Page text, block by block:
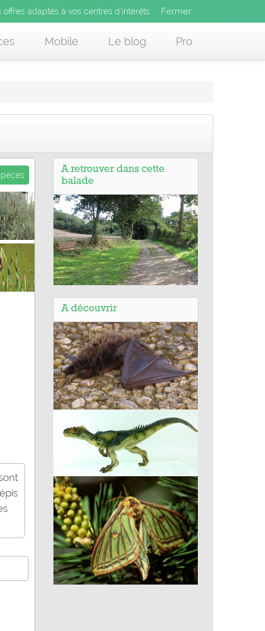
offres adaptés à vos centres d’intérêts. x
Mobile Le blog Pro
adaptés à vos centres d’intérêts. Fermer
offres adaptés à vos centres d’intérêts.
A retrouver dans cette
balade
Kervoal (29) - Rivière le Goyen
dans le Finistère
A découvrir
Allosaurus sp.